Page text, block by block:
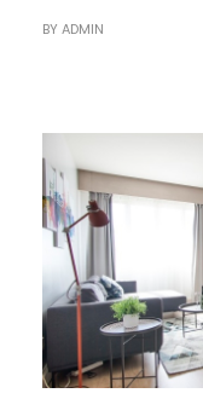
BY ADMIN